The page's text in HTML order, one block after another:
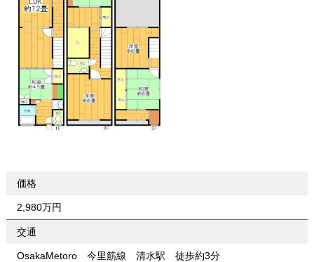
価格
2,980万円
交通
OsakaMetoro 今里筋線 清水駅 徒歩約3分